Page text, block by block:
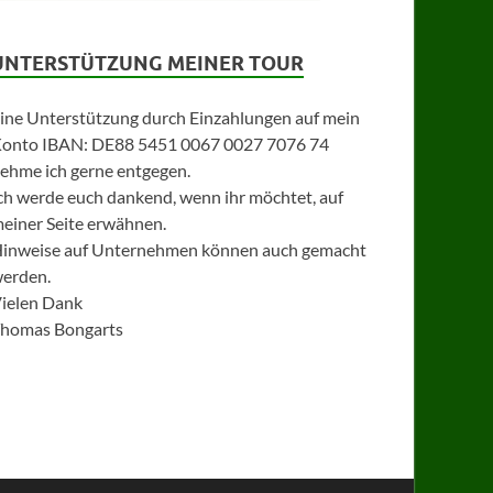
MEINER TOUR
Unterstützung durch Einzahlungen auf mein
IBAN: DE88 5451 0067 0027 7076 74
ich gerne entgegen.
werde euch dankend, wenn ihr möchtet, auf
Seite erwähnen.
auf Unternehmen können auch gemacht
Dank
Bongarts